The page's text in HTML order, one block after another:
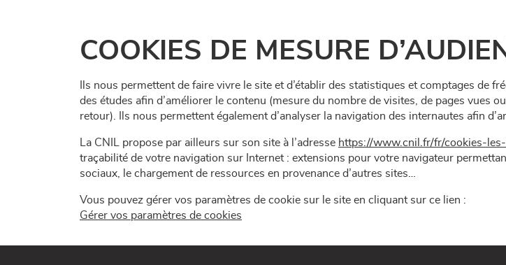
COOKIES DE MESURE
Ils nous permettent de faire vivre le site et d’établir des statistiques et comptages de
des études afin d’améliorer le contenu (mesure du nombre de visites, de pages vues
retour). Ils nous permettent également d’analyser la navigation des internautes afin
La CNIL propose par ailleurs sur son site à l’adresse https://www.cnil.fr/fr/cookies-
traçabilité de votre navigation sur Internet : extensions pour votre navigateur
sociaux, le chargement de ressources en provenance d’autres sites…
Vous pouvez gérer vos paramètres de cookie sur le site en cliquant sur ce lien :
Gérer vos paramètres de cookies